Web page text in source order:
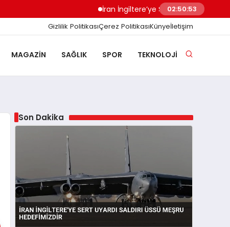
İran İngiltere’ye Sert Uyardı Saldırı Üssü
02:50:54
Gizlilik PolitikasıÇerez PolitikasıKünyeİletişim
MAGAZIN SAĞLIK SPOR TEKNOLOJI
Son Dakika